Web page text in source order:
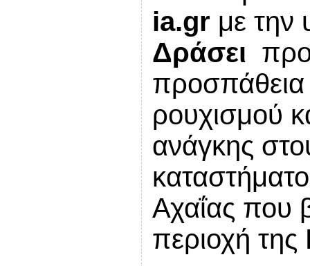
ia.gr με την
Δράσει
ρουχισμού
ανάγκης
Αχαΐας που
περιοχή